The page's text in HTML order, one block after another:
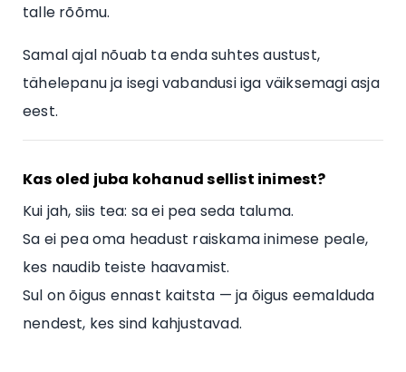
talle rõõmu.
Samal ajal nõuab ta enda suhtes austust,
tähelepanu ja isegi vabandusi iga väiksemagi asja
eest.
Kas oled juba kohanud sellist inimest?
Kui jah, siis tea: sa ei pea seda taluma.
Sa ei pea oma headust raiskama inimese peale,
kes naudib teiste haavamist.
Sul on õigus ennast kaitsta — ja õigus eemalduda
nendest, kes sind kahjustavad.